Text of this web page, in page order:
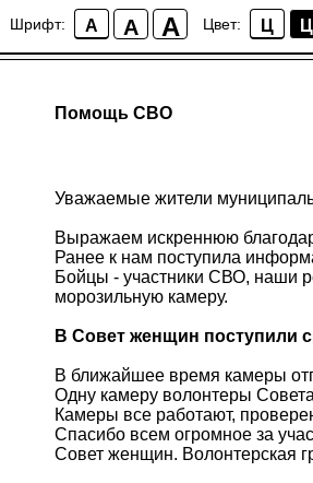
Шрифт: A A A Цвет: Ц Ц
Помощь СВО
Уважаемые жители
Выражаем искреннюю
Ранее к нам поступила
Бойцы - участники СВО, наши
морозильную камеру.
В Совет женщин
В ближайшее время камеры
Одну камеру волонтеры
Камеры все работают,
Спасибо всем огромное за
Совет женщин. Волонтерская